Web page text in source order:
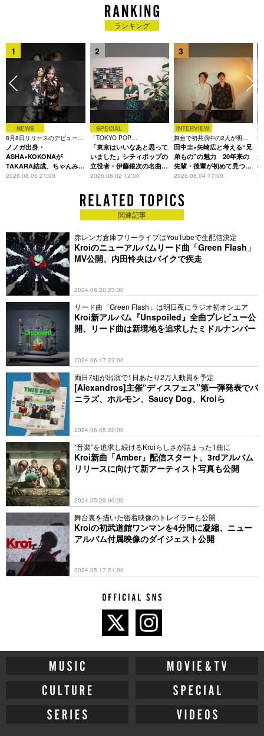
ランキング
1
NEWS
8月8日リリースのデビュー曲
は「Time is money」
ノノガ出身・
ASHA×KOKONAが
TAKARA結成、ちゃんみな
主宰レーベル第2弾アーテ
2026.08.05 21:00
2
SPECIAL
「TOKYO POP
CHRONICLE」特集
「東京はいいなあと思って
いました」シティポップの
立役者・伊藤銀次の名曲回
想録
2026.08.02 12:00
3
INTERVIEW
舞台で初共演中の2人が明か
す、今の自分をつくる恩人の
存在
田中圭×矢崎広と考える“兄
弟もの”の魅力 20年来の
先輩・後輩が初めて見つけ
た互いの共通点とは
2026.08.04 17:00
3
関連記事
赤レンガ倉庫フリーライブはYouTubeで生配信決定
Kroiのニューアルバムリード曲「Green Flash」
MV公開、内田怜央はバイクで疾走
2024.06.20 23:00
リード曲「Green Flash」は明日夜にラジオ初オンエア
Kroi新アルバム『Unspoiled』全曲プレビュー公
開、リード曲は新境地を追求したミドルナンバー
2024.06.17 22:00
両日7組が出演で1日あたり2万人動員を予定
[Alexandros]主催“ディスフェス”第一弾発表でバ
ニラズ、ホルモン、Saucy Dog、Kroiら
2024.06.05 22:00
“音楽”を追求し続けるKroiらしさが詰まった1曲に
Kroi新曲「Amber」配信スタート、3rdアルバム
リリースに向けて新アーティスト写真も公開
2024.05.29 00:00
舞台裏を描いた密着映像のトレイラーも公開
Kroiの初武道館ワンマンを4分間に凝縮、ニュー
アルバム付属映像のダイジェスト公開
2024.05.17 21:00